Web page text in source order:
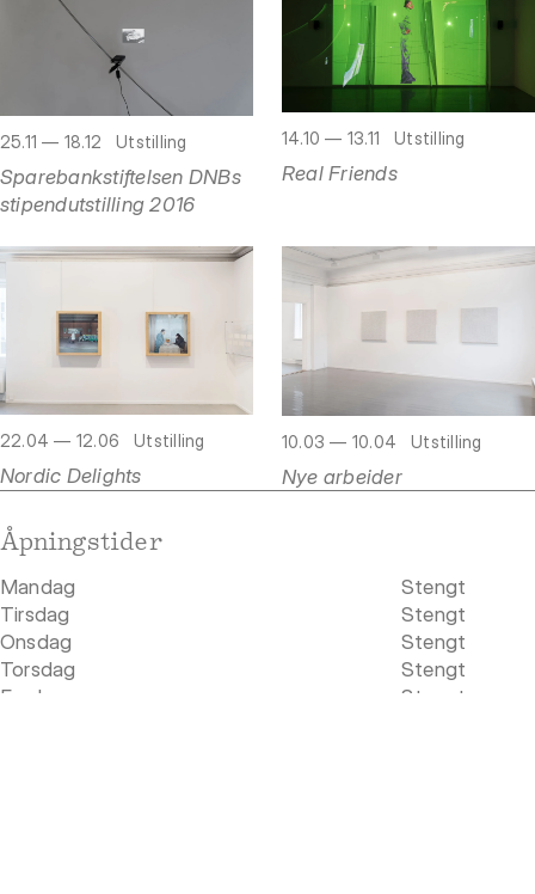
25.11 — 18.12 Utstilling
Sparebankstiftelsen DNBs
stipendutstilling 2016
14.10 — 13.11 Utstilling
Real Friends
22.04 — 12.06 Utstilling
Nordic Delights
10.03 — 10.04 Utstilling
Nye arbeider
Åpningstider
Mandag
Stengt
Tirsdag
Stengt
Onsdag
Stengt
Torsdag
Stengt
Fredag
Stengt